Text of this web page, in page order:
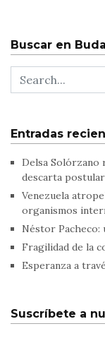
Buscar en
Entradas
Delsa Solórzano
descarta
Venezuela
organismos
Néstor Pacheco:
Fragilidad de la
Esperanza a
Suscríbete a